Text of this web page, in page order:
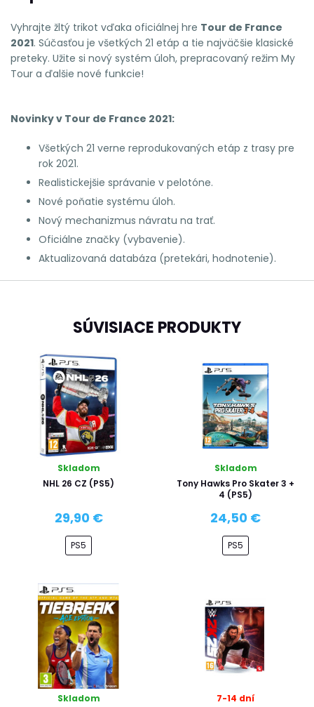
Vyhrajte žltý trikot vďaka oficiálnej hre Tour de France
2021. Súčasťou je všetkých 21 etáp a tie najväčšie klasické
preteky. Užite si nový systém úloh, prepracovaný režim My
Tour a ďalšie nové funkcie!
Novinky v Tour de France 2021:
Všetkých 21 verne reprodukovaných etáp z trasy pre
rok 2021.
Realistickejšie správanie v pelotóne.
Nové poňatie systému úloh.
Nový mechanizmus návratu na trať.
Oficiálne značky (vybavenie).
Aktualizovaná databáza (pretekári, hodnotenie).
SÚVISIACE PRODUKTY
Skladom
NHL 26 CZ (PS5)
29,90 €
PS5
Skladom
Tony Hawks Pro Skater 3 +
4 (PS5)
24,50 €
PS5
Skladom
7-14 dní